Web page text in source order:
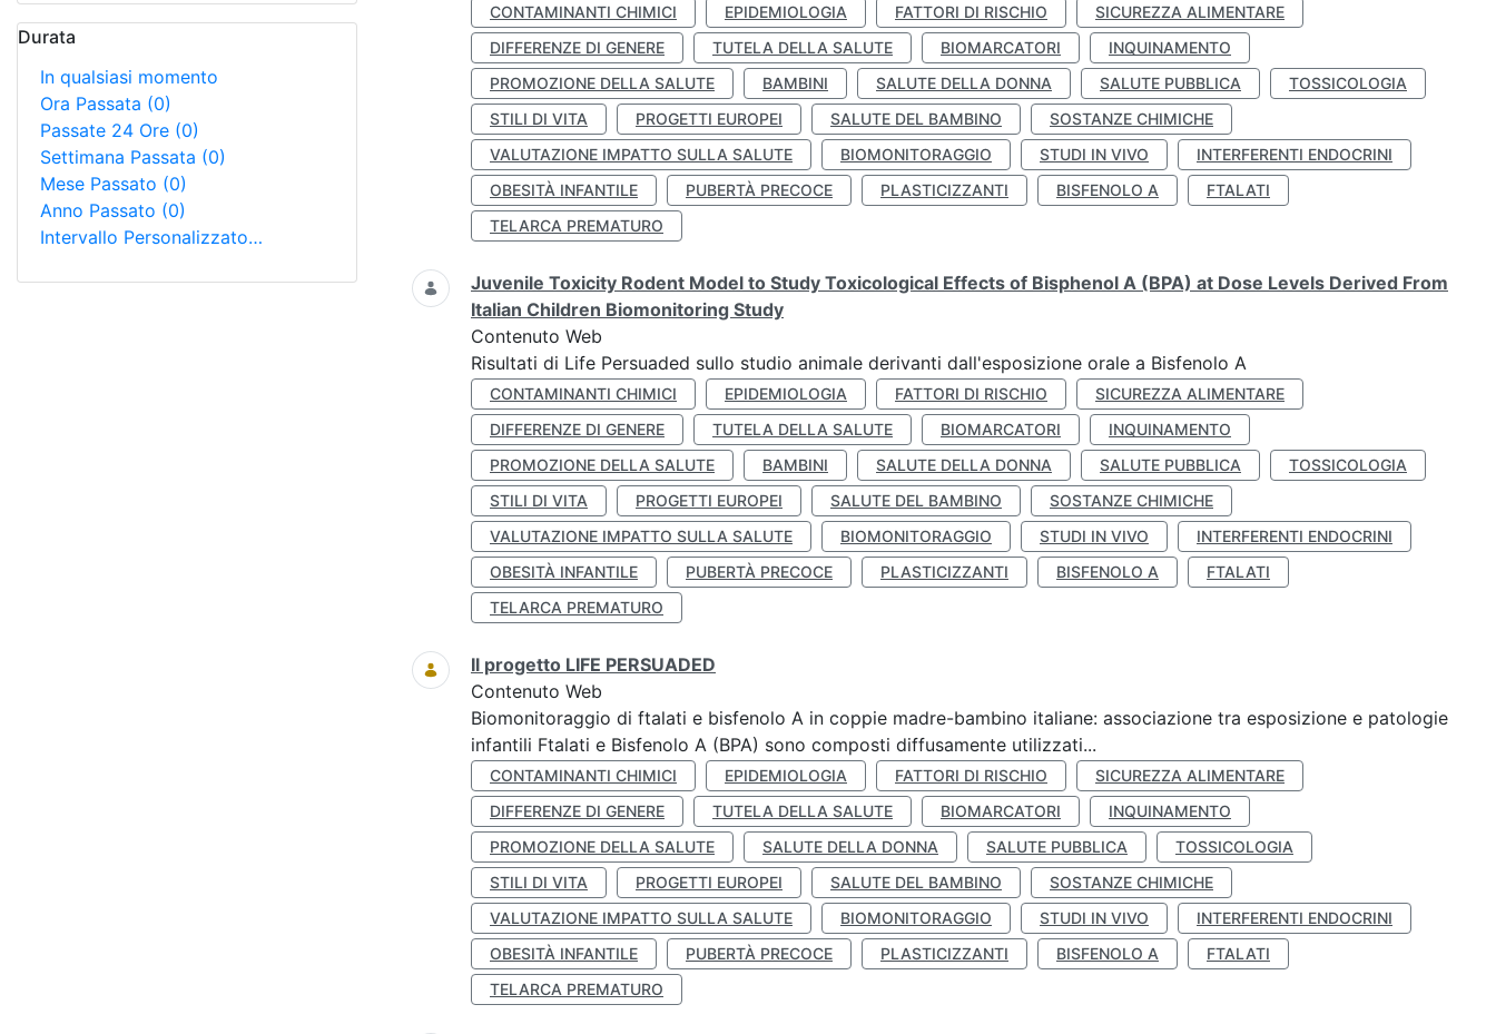
Durata
In qualsiasi momento
Ora Passata (0)
Passate 24 Ore (0)
Settimana Passata (0)
Mese Passato (0)
Anno Passato (0)
Intervallo Personalizzato…
CONTAMINANTI CHIMICI EPIDEMIOLOGIA FATTORI DI RISCHIO
SICUREZZA ALIMENTARE
DIFFERENZE DI GENERE
TUTELA DELLA SALUTE BIOMARCATORI
INQUINAMENTO
PROMOZIONE DELLA SALUTE
BAMBINI SALUTE DELLA DONNA SALUTE PUBBLICA
TOSSICOLOGIA
STILI DI VITA
PROGETTI EUROPEI SALUTE DEL BAMBINO
SOSTANZE CHIMICHE
VALUTAZIONE IMPATTO SULLA SALUTE
BIOMONITORAGGIO STUDI IN VIVO
INTERFERENTI ENDOCRINI
OBESITÀ INFANTILE
PUBERTÀ PRECOCE PLASTICIZZANTI BISFENOLO A
FTALATI
TELARCA PREMATURO
Juvenile Toxicity Rodent Model to Study Toxicological Effects of Bisphenol A (BPA) at Dose Levels Derived From
Italian Children Biomonitoring Study
Contenuto Web
Risultati di Life Persuaded sullo studio animale derivanti dall'esposizione orale a Bisfenolo A
CONTAMINANTI CHIMICI EPIDEMIOLOGIA FATTORI DI RISCHIO
SICUREZZA ALIMENTARE
DIFFERENZE DI GENERE
TUTELA DELLA SALUTE BIOMARCATORI
INQUINAMENTO
PROMOZIONE DELLA SALUTE
BAMBINI SALUTE DELLA DONNA SALUTE PUBBLICA
TOSSICOLOGIA
STILI DI VITA
PROGETTI EUROPEI SALUTE DEL BAMBINO
SOSTANZE CHIMICHE
VALUTAZIONE IMPATTO SULLA SALUTE
BIOMONITORAGGIO STUDI IN VIVO
INTERFERENTI ENDOCRINI
OBESITÀ INFANTILE
PUBERTÀ PRECOCE PLASTICIZZANTI BISFENOLO A
FTALATI
TELARCA PREMATURO
Il progetto LIFE PERSUADED
Contenuto Web
Biomonitoraggio di ftalati e bisfenolo A in coppie madre-bambino italiane: associazione tra esposizione e patologie
infantili Ftalati e Bisfenolo A (BPA) sono composti diffusamente utilizzati...
CONTAMINANTI CHIMICI EPIDEMIOLOGIA FATTORI DI RISCHIO
SICUREZZA ALIMENTARE
DIFFERENZE DI GENERE
TUTELA DELLA SALUTE BIOMARCATORI
INQUINAMENTO
PROMOZIONE DELLA SALUTE
SALUTE DELLA DONNA SALUTE PUBBLICA
TOSSICOLOGIA
STILI DI VITA
PROGETTI EUROPEI SALUTE DEL BAMBINO
SOSTANZE CHIMICHE
VALUTAZIONE IMPATTO SULLA SALUTE
BIOMONITORAGGIO STUDI IN VIVO
INTERFERENTI ENDOCRINI
OBESITÀ INFANTILE
PUBERTÀ PRECOCE PLASTICIZZANTI BISFENOLO A
FTALATI
TELARCA PREMATURO